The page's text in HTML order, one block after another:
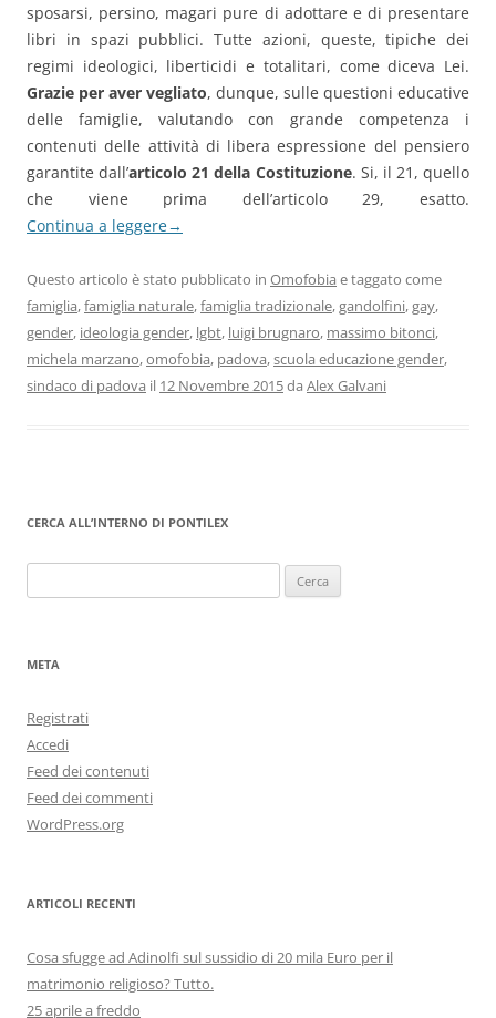
sposarsi, persino, magari pure di adottare e di presentare
libri in spazi pubblici. Tutte azioni, queste, tipiche dei
regimi ideologici, liberticidi e totalitari, come diceva Lei.
Grazie per aver vegliato, dunque, sulle questioni educative
delle famiglie, valutando con grande competenza i
contenuti delle attività di libera espressione del pensiero
garantite dall’articolo 21 della Costituzione. Si, il 21, quello
che viene prima dell’articolo 29, esatto.
Continua a leggere→
Questo articolo è stato pubblicato in Omofobia e taggato come
famiglia,famiglia naturale,famiglia tradizionale,gandolfini,gay,
gender, ideologia gender, lgbt, luigi brugnaro, massimo bitonci,
michela marzano,omofobia, padova,scuola educazione gender,
sindaco di padova il 12 Novembre 2015da Alex Galvani
CERCA ALL’INTERNO DI PONTILEX
per:
META
Registrati
Accedi
Feed dei contenuti
Feed dei commenti
WordPress.org
ARTICOLI RECENTI
Cosa sfugge ad Adinolfi sul sussidio di 20 mila Euro per il
matrimonio religioso? Tutto.
25 aprile a freddo